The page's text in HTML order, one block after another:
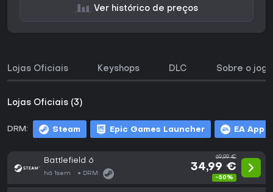
Ver histórico de preços
Lojas Oficiais Keyshops DLC Sobre o jogo
Lojas Oficiais (3)
DRM: Steam Epic Games Launcher EA App
Battlefield 6
há 1sem DRM:
69,99 €
34,99 €
-50%